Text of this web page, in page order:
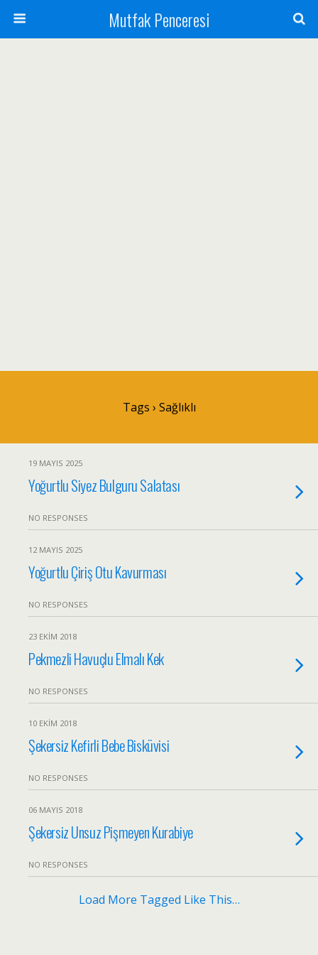
Mutfak Penceresi
Tags › Sağlıklı
19 MAYIS 2025
Yoğurtlu Siyez Bulguru Salatası
NO RESPONSES
12 MAYIS 2025
Yoğurtlu Çiriş Otu Kavurması
NO RESPONSES
23 EKIM 2018
Pekmezli Havuçlu Elmalı Kek
NO RESPONSES
10 EKIM 2018
Şekersiz Kefirli Bebe Bisküvisi
NO RESPONSES
06 MAYIS 2018
Şekersiz Unsuz Pişmeyen Kurabiye
NO RESPONSES
Load More Tagged Like This…